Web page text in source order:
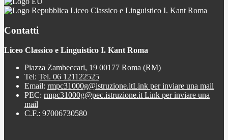
Liceo Classico e Linguistico I. Kant Roma
Contatti
Liceo Classico e Linguistico I. Kant Roma
Piazza Zambeccari, 19 00177 Roma (RM)
Tel: Tel. 06 121122525
Email: rmpc31000g@istruzione.itLink per inviare una mail
PEC: rmpc31000g@pec.istruzione.it Link per inviare una
mail
C.F.: 97006730580